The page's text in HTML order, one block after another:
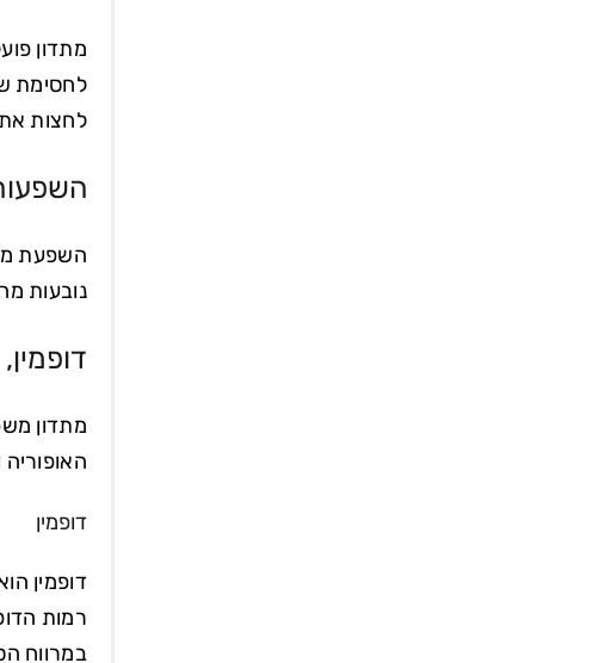
לחסימת
לחצות
השפעת
נובעות
דופמין,
מתדון
דופמין
דופמין
במרווח